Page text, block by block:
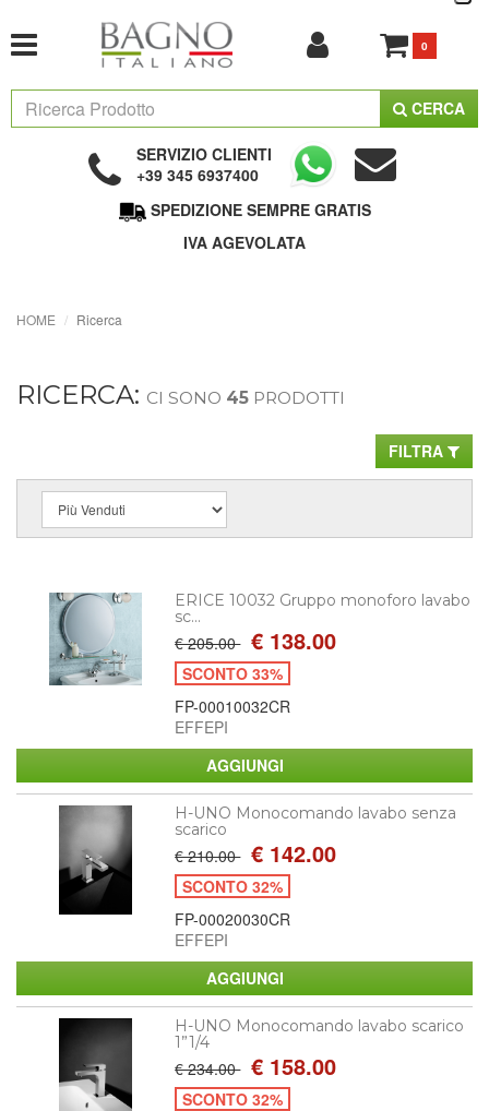
0
CERCA
SERVIZIO CLIENTI
+39 345 6937400
SPEDIZIONE SEMPRE GRATIS
IVA AGEVOLATA
HOME Ricerca
RICERCA: CI SONO 45 PRODOTTI
FILTRA
ERICE 10032 Gruppo monoforo lavabo
sc...
€ 205.00 € 138.00
SCONTO 33%
FP-00010032CR
EFFEPI
H-UNO Monocomando lavabo senza
scarico
€ 210.00 € 142.00
SCONTO 32%
FP-00020030CR
EFFEPI
H-UNO Monocomando lavabo scarico
1”1/4
€ 234.00 € 158.00
SCONTO 32%